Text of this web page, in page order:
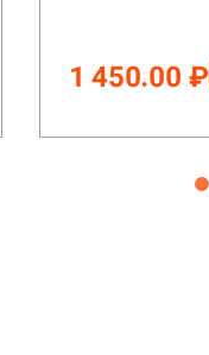
1 450.00 ₽